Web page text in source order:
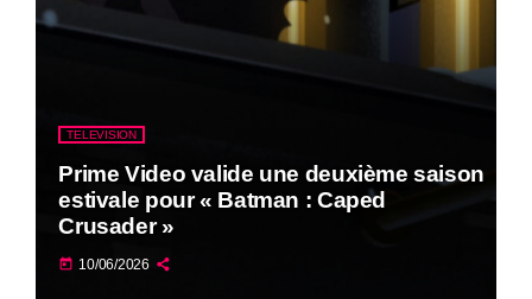
TELEVISION
Prime Video valide une deuxième saison
estivale pour « Batman : Caped
Crusader »
today 10/06/2026